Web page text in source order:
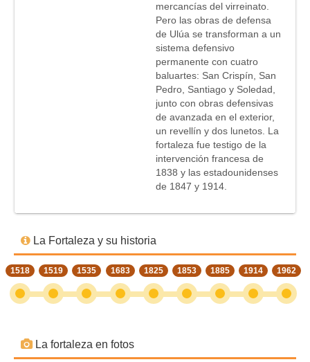
mercancías del virreinato.
Pero las obras de defensa
de Ulúa se transforman a un
sistema defensivo
permanente con cuatro
baluartes: San Crispín, San
Pedro, Santiago y Soledad,
junto con obras defensivas
de avanzada en el exterior,
un revellín y dos lunetos. La
fortaleza fue testigo de la
intervención francesa de
1838 y las estadounidenses
de 1847 y 1914.
La Fortaleza y su historia
1518 1519 1535 1683 1825 1853 1885 1914 1962
La fortaleza en fotos